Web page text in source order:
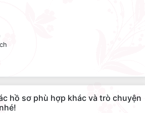
hồ sơ phù hợp khác và trò chuyện